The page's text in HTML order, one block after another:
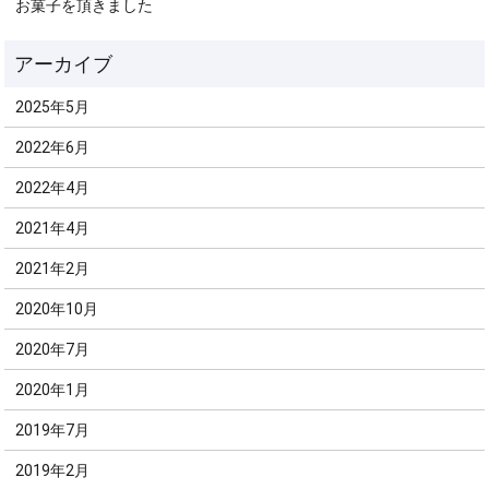
お菓子を頂きました
2025年5月
2022年6月
2022年4月
2021年4月
2021年2月
2020年10月
2020年7月
2020年1月
2019年7月
2019年2月